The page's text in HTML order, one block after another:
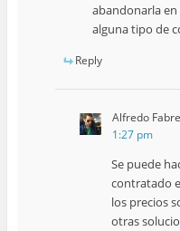
abandonarla
alguna tipo de
Reply
Alfredo
1:27 pm
Se puede
contratado
los precios
otras